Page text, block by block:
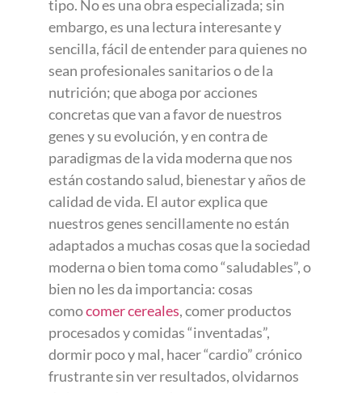
tipo. No es una obra especializada; sin
embargo, es una lectura interesante y
sencilla, fácil de entender para quienes no
sean profesionales sanitarios o de la
nutrición; que aboga por acciones
concretas que van a favor de nuestros
genes y su evolución, y en contra de
paradigmas de la vida moderna que nos
están costando salud, bienestar y años de
calidad de vida. El autor explica que
nuestros genes sencillamente no están
adaptados a muchas cosas que la sociedad
moderna o bien toma como “saludables”, o
bien no les da importancia: cosas
comocomer cereales, comer productos
procesados y comidas “inventadas”,
dormir poco y mal, hacer “cardio” crónico
frustrante sin ver resultados, olvidarnos